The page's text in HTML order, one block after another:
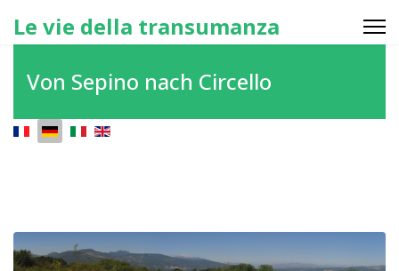
Le vie della transumanza
Von Sepino nach Circello
Sprache auswählen